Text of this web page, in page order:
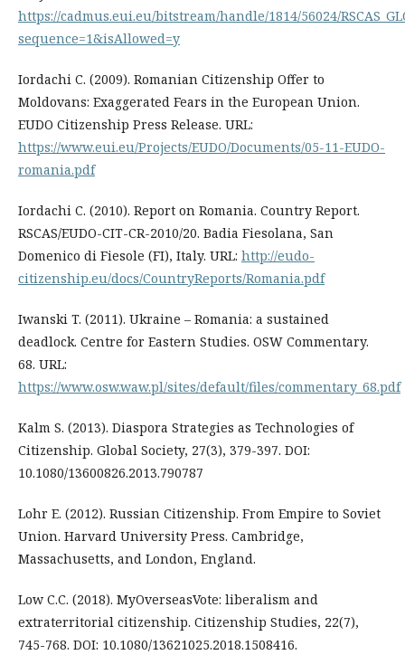
https://cadmus.eui.eu/bitstream/handle/1814/56024/
sequence=1&isAllowed=y
Iordachi C. (2009). Romanian Citizenship Offer to
Moldovans: Exaggerated Fears in the European Union.
EUDO Citizenship Press Release. URL:
https://www.eui.eu/Projects/EUDO/Documents/05-11-EUDO-
romania.pdf
Iordachi C. (2010). Report on Romania. Country Report.
RSCAS/EUDO-CIT-CR-2010/20. Badia Fiesolana, San
Domenico di Fiesole (FI), Italy. URL: http://eudo-
citizenship.eu/docs/CountryReports/Romania.pdf
Iwanski T. (2011). Ukraine – Romania: a sustained
deadlock. Centre for Eastern Studies. OSW Commentary.
68. URL:
https://www.osw.waw.pl/sites/default/files/commentary_68.pdf
Kalm S. (2013). Diaspora Strategies as Technologies of
Citizenship. Global Society, 27(3), 379-397. DOI:
10.1080/13600826.2013.790787
Lohr E. (2012). Russian Citizenship. From Empire to Soviet
Union. Harvard University Press. Cambridge,
Massachusetts, and London, England.
Low C.C. (2018). MyOverseasVote: liberalism and
extraterritorial citizenship. Citizenship Studies, 22(7),
745-768. DOI: 10.1080/13621025.2018.1508416.